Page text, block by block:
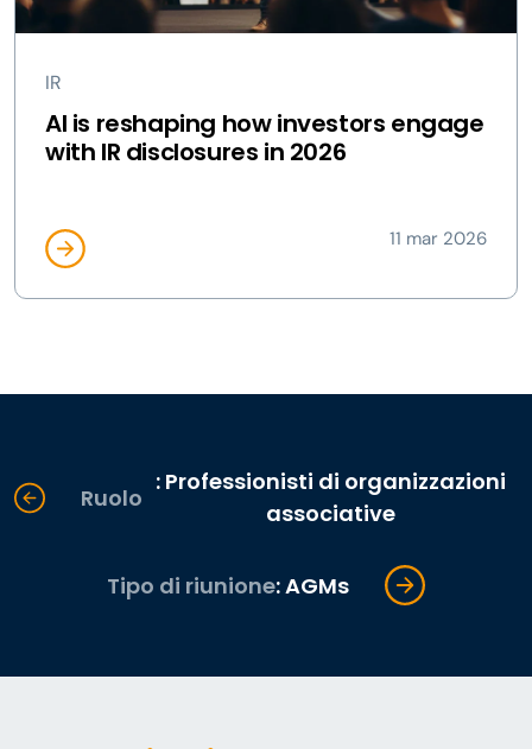
IR
AI is reshaping how investors engage
with IR disclosures in 2026
11 mar 2026
Ruolo
: Professionisti di organizzazioni
associative
Tipo di riunione: AGMs